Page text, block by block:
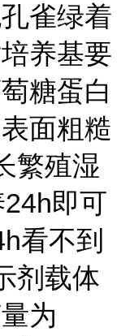
雀绿着
养基要
糖蛋白
面粗糙
繁殖湿
即可
看不到
剂载体
为